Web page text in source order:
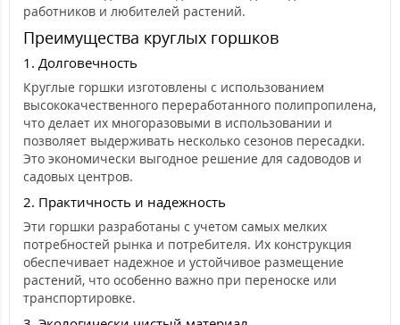
работников и любителей растений.
Преимущества круглых горшков
1. Долговечность
Круглые горшки изготовлены с использованием
высококачественного переработанного полипропилена,
что делает их многоразовыми в использовании и
позволяет выдерживать несколько сезонов пересадки.
Это экономически выгодное решение для садоводов и
садовых центров.
2. Практичность и надежность
Эти горшки разработаны с учетом самых мелких
потребностей рынка и потребителя. Их конструкция
обеспечивает надежное и устойчивое размещение
растений, что особенно важно при переноске или
транспортировке.